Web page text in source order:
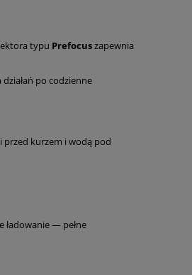
typu Prefocuszapewnia
po codzienne
przed kurzem i wodą pod
ładowanie — pełne